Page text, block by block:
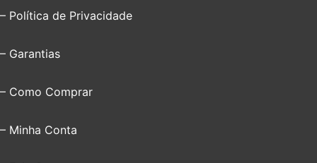
– Política de Privacidade
– Garantias
– Como Comprar
– Minha Conta